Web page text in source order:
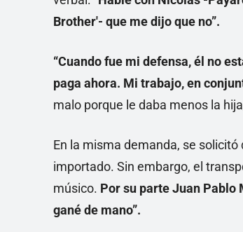
Brother'- que me dijoque no”.
“Cuando fue mi defensa, él no
paga ahora. Mi trabajo, en
malo porque le daba menos la
En la misma demanda, se
importado. Sin embargo, el
músico. Por su parte Juan Pablo
gané de mano”.